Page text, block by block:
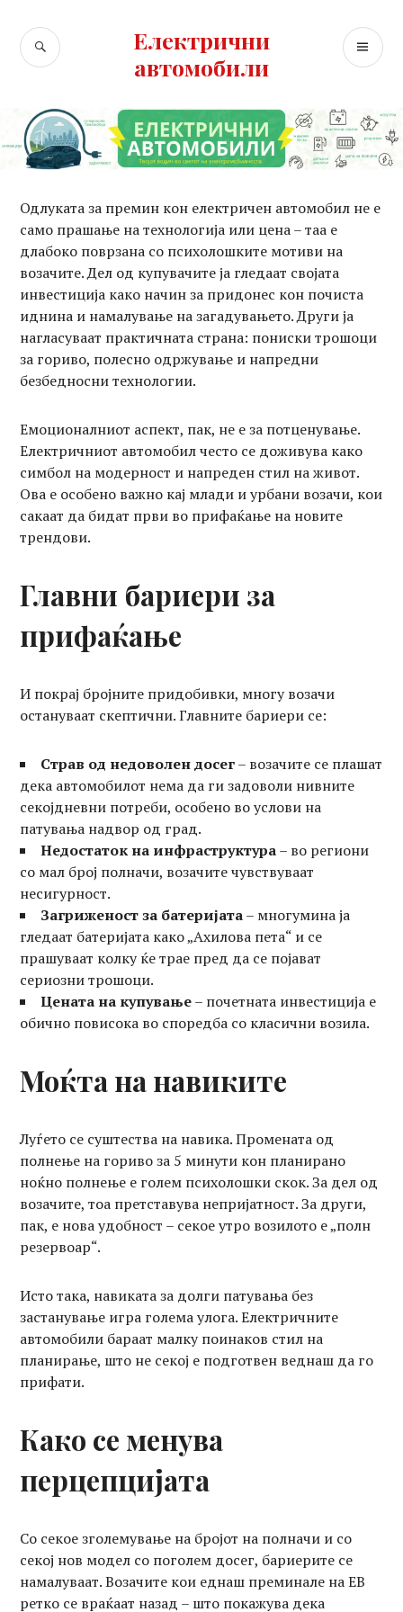
content
Електрични
автомобили
SEARCH
Одлуката за премин кон електричен автомобил не е
само прашање на технологија или цена – таа е
длабоко поврзана со психолошките мотиви на
возачите. Дел од купувачите ја гледаат својата
инвестиција како начин за придонес кон почиста
иднина и намалување на загадувањето. Други ја
нагласуваат практичната страна: пониски трошоци
за гориво, полесно одржување и напредни
безбедносни технологии.
Емоционалниот аспект, пак, не е за потценување.
Електричниот автомобил често се доживува како
симбол на модерност и напреден стил на живот.
Ова е особено важно кај млади и урбани возачи, кои
сакаат да бидат први во прифаќање на новите
трендови.
Главни бариери за
прифаќање
И покрај бројните придобивки, многу возачи
остануваат скептични. Главните бариери се:
Страв од недоволен досег– возачите се плашат
дека автомобилот нема да ги задоволи нивните
секојдневни потреби, особено во услови на
патувања надвор од град.
Недостаток на инфраструктура– во региони
со мал број полначи, возачите чувствуваат
несигурност.
Загриженост за батеријата– многумина ја
гледаат батеријата како „Ахилова пета“ и се
прашуваат колку ќе трае пред да се појават
сериозни трошоци.
Цената на купување– почетната инвестиција е
обично повисока во споредба со класични возила.
Моќта на навиките
Луѓето се суштества на навика. Промената од
полнење на гориво за 5 минути кон планирано
ноќно полнење е голем психолошки скок. За дел од
возачите, тоа претставува непријатност. За други,
пак, е нова удобност – секое утро возилото е „полн
резервоар“.
Исто така, навиката за долги патувања без
застанување игра голема улога. Електричните
автомобили бараат малку поинаков стил на
планирање, што не секој е подготвен веднаш да го
прифати.
Како се менува
перцепцијата
Со секое зголемување на бројот на полначи и со
секој нов модел со поголем досег, бариерите се
намалуваат. Возачите кои еднаш преминале на ЕВ
ретко се враќаат назад – што покажува дека